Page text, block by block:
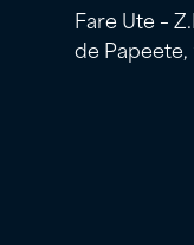
Fare Ute –
de Papeete,